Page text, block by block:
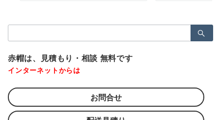
索：
赤帽は、見積もり・相談 無料です
インターネットからは
お問合せ